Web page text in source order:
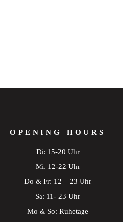
OPENING HOURS
Di: 15-20 Uhr
Mi: 12-22 Uhr
Do & Fr: 12 – 23 Uhr
Sa: 11- 23 Uhr
Mo & So: Ruhetage